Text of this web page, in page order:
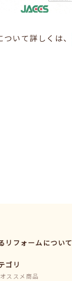
いて詳しくは、
リフォームについて
ゴリ
ススメ商品